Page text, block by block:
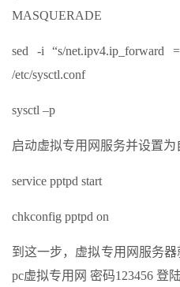
MASQUERADE
sed -i “s/net.ipv4.ip_forward
/etc/sysctl.conf
sysctl –p
启动虚拟专用网服务并设置为
service pptpd start
chkconfig pptpd on
到这一步，虚拟专用网服务
pc虚拟专用网 密码123456 登